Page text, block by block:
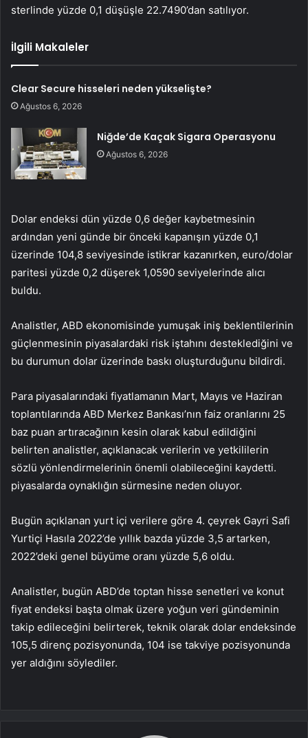
sterlinde yüzde 0,1 düşüşle 22.7490’dan satılıyor.
İlgili Makaleler
Clear Secure hisseleri neden yükselişte?
Ağustos 6, 2026
Niğde’de Kaçak Sigara Operasyonu
Ağustos 6, 2026
Dolar endeksi dün yüzde 0,6 değer kaybetmesinin
ardından yeni günde bir önceki kapanışın yüzde 0,1
üzerinde 104,8 seviyesinde istikrar kazanırken, euro/dolar
paritesi yüzde 0,2 düşerek 1,0590 seviyelerinde alıcı
buldu.
Analistler, ABD ekonomisinde yumuşak iniş beklentilerinin
güçlenmesinin piyasalardaki risk iştahını desteklediğini ve
bu durumun dolar üzerinde baskı oluşturduğunu bildirdi.
Para piyasalarındaki fiyatlamanın Mart, Mayıs ve Haziran
toplantılarında ABD Merkez Bankası’nın faiz oranlarını 25
baz puan artıracağının kesin olarak kabul edildiğini
belirten analistler, açıklanacak verilerin ve yetkililerin
sözlü yönlendirmelerinin önemli olabileceğini kaydetti.
piyasalarda oynaklığın sürmesine neden oluyor.
Bugün açıklanan yurt içi verilere göre 4. çeyrek Gayri Safi
Yurtiçi Hasıla 2022’de yıllık bazda yüzde 3,5 artarken,
2022’deki genel büyüme oranı yüzde 5,6 oldu.
Analistler, bugün ABD’de toptan hisse senetleri ve konut
fiyat endeksi başta olmak üzere yoğun veri gündeminin
takip edileceğini belirterek, teknik olarak dolar endeksinde
105,5 direnç pozisyonunda, 104 ise takviye pozisyonunda
yer aldığını söylediler.